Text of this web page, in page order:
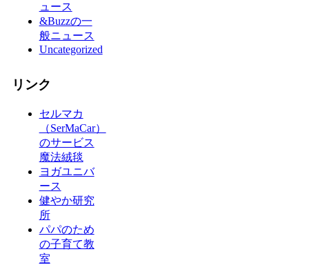
ュース
&Buzzの一
般ニュース
Uncategorized
リンク
セルマカ
（SerMaCar）
のサービス
魔法絨毯
ヨガユニバ
ース
健やか研究
所
パパのため
の子育て教
室